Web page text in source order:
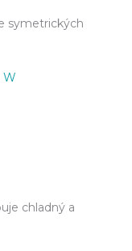
symetrických
W
chladný a